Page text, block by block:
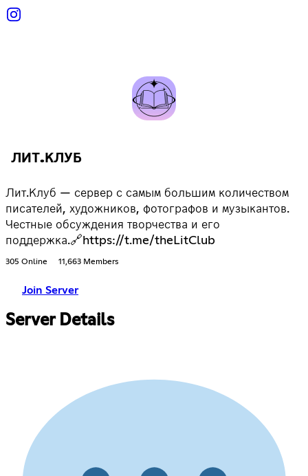
ЛИТ.КЛУБ
Лит.Клуб — сервер с самым большим количеством
писателей, художников, фотографов и музыкантов.
Честные обсуждения творчества и его
поддержка.🔗https://t.me/theLitClub
305 Online 11,663 Members
Join Server
Server Details